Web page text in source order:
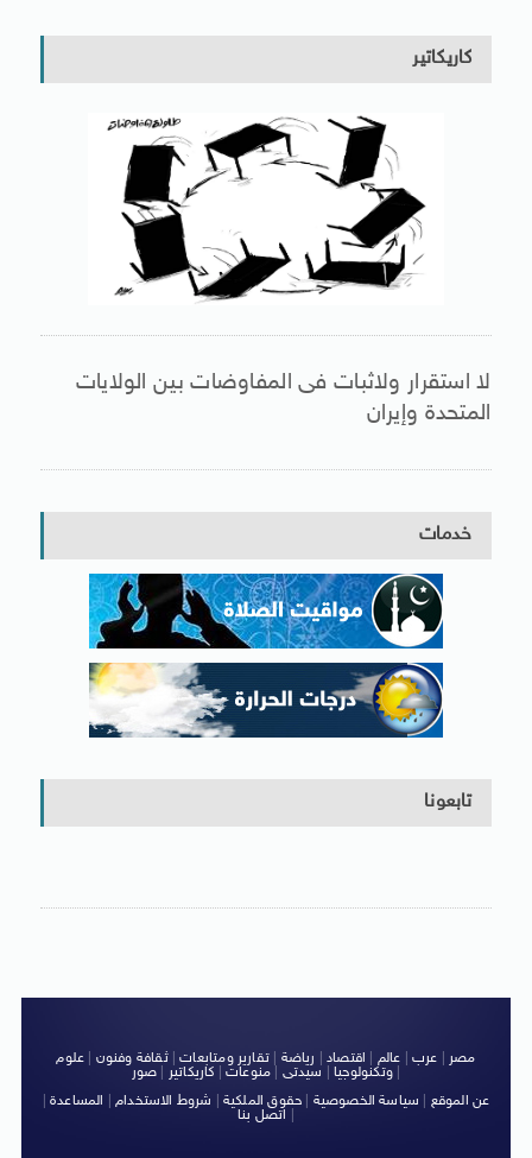
كاريكاتير
لا استقرار ولاثبات فى المفاوضات بين الولايات
المتحدة وإيران
خدمات
تابعونا
مصر عرب عالم اقتصاد رياضة |تقارير ومتابعات|ثقافة وفنون
علوم
وتكنولوجيا| سيدتى منوعات كاريكاتير صور
|
عن الموقع
سياسة الخصوصية حقوق الملكية شروط الاستخدام| المساعدة|
اتصل بنا